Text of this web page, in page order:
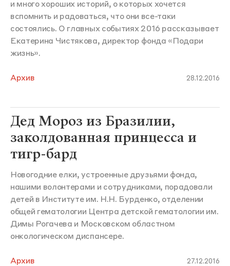
и много хороших историй, о которых хочется
вспомнить и радоваться, что они все-таки
состоялись. О главных событиях 2016 рассказывает
Екатерина Чистякова, директор фонда «Подари
жизнь».
Архив 28.12.2016
Дед Мороз из Бразилии,
заколдованная принцесса и
тигр-бард
Новогодние елки, устроенные друзьями фонда,
нашими волонтерами и сотрудниками, порадовали
детей в Институте им. Н.Н. Бурденко, отделении
общей гематологии Центра детской гематологии им.
Димы Рогачева и Московском областном
онкологическом диспансере.
Архив 27.12.2016